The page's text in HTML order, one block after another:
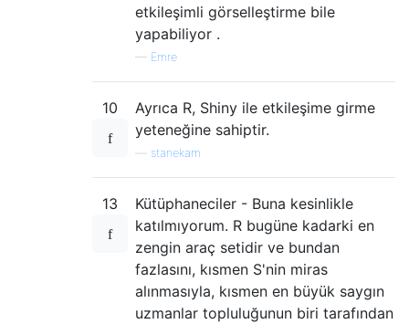
etkileşimli görselleştirme bile
yapabiliyor .
— Emre
10
Ayrıca R, Shiny ile etkileşime girme
yeteneğine sahiptir.
stanekam
13
Kütüphaneciler - Buna kesinlikle
katılmıyorum. R bugüne kadarki en
zengin araç setidir ve bundan
fazlasını, kısmen S'nin miras
alınmasıyla, kısmen en büyük saygın
uzmanlar topluluğunun biri tarafından